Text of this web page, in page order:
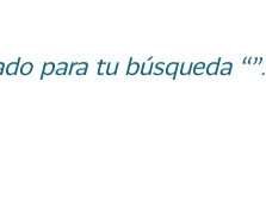
para tu búsqueda “”.